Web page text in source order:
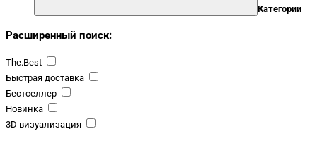
Категории
Расширенный поиск:
The.Best
Быстрая доставка
Бестселлер
Новинка
3D визуализация